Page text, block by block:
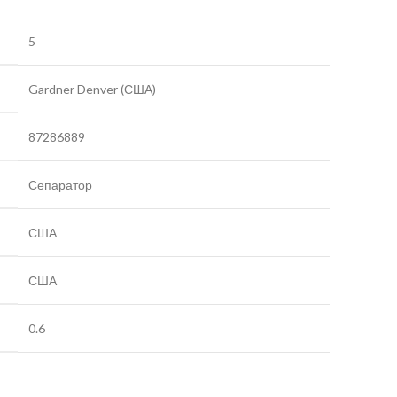
5
Gardner Denver (США)
87286889
Сепаратор
США
США
0.6